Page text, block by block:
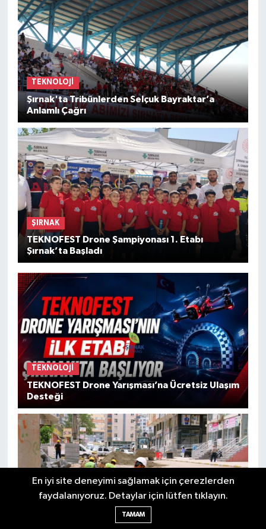
TEKNOLOJI
Şırnak'ta Tribünlerden Selçuk Bayraktar’a
Anlamlı Çağrı
ŞIRNAK
TEKNOFEST Drone Şampiyonası 1. Etabı
Şırnak’ta Başladı
TEKNOLOJI
TEKNOFEST Drone Yarışması’na Ücretsiz Ulaşım
Desteği
Dicle Elektrik’ten Şırnak ve Bölge İçin Dev
En iyi site deneyimi sağlamak için çerezlerden
faydalanıyoruz. Detaylar için lütfen tıklayın.
TAMAM